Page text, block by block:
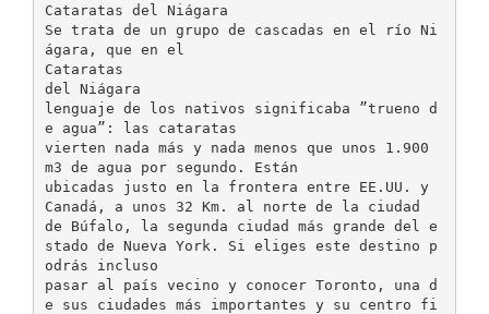
Cataratas del Niágara
Se trata de un grupo de cascadas en el río Ni
ágara, que en el
Cataratas
del Niágara
lenguaje de los nativos significaba ”trueno d
e agua”: las cataratas
vierten nada más y nada menos que unos 1.900
m3 de agua por segundo. Están
ubicadas justo en la frontera entre EE.UU. y
Canadá, a unos 32 Km. al norte de la ciudad
de Búfalo, la segunda ciudad más grande del e
stado de Nueva York. Si eliges este destino p
odrás incluso
pasar al país vecino y conocer Toronto, una d
e sus ciudades más importantes y su centro fi